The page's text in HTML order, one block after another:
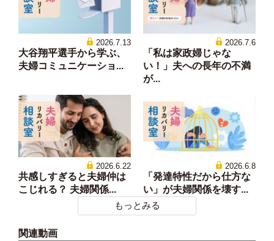
2026.7.13
大谷翔平選手から学ぶ、
夫婦コミュニケーショ...
2026.7.6
「私は家政婦じゃな
い！」夫への長年の不満
が...
2026.6.22
共感しすぎると夫婦仲は
こじれる？ 夫婦関係...
2026.6.8
「発達特性だから仕方な
い」が夫婦関係を壊す...
もっとみる
関連動画